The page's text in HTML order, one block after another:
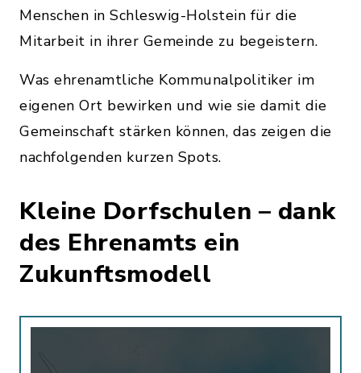
Menschen in Schleswig-Holstein für die
Mitarbeit in ihrer Gemeinde zu begeistern.
Was ehrenamtliche Kommunalpolitiker im
eigenen Ort bewirken und wie sie damit die
Gemeinschaft stärken können, das zeigen die
nachfolgenden kurzen Spots.
Kleine Dorfschulen – dank
des Ehrenamts ein
Zukunftsmodell